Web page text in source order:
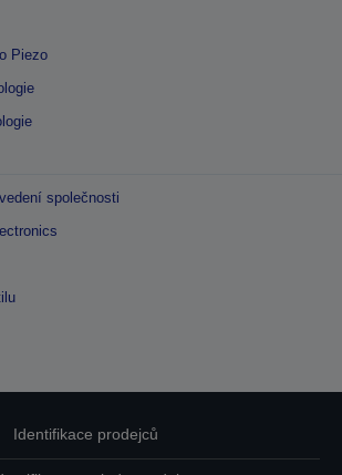
Piezo
společnosti
Identifikace prodejců